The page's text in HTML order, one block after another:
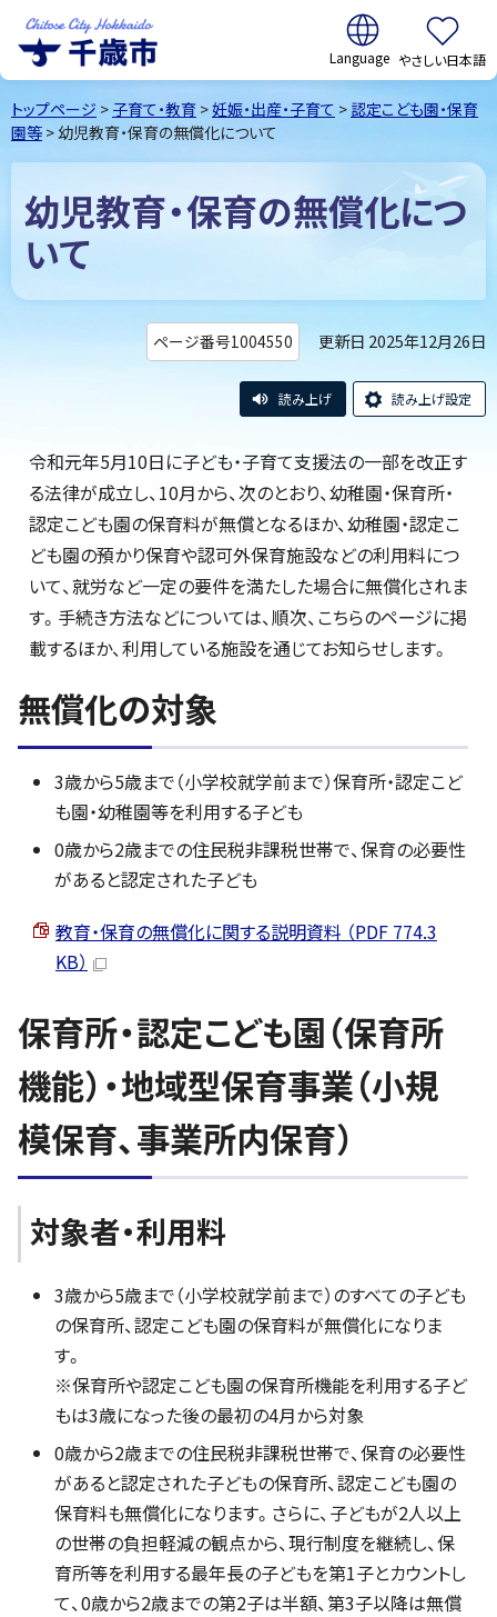
千歳市Chitose
City Hokkaido
翻訳:
やさしい日本語
トップページ > 子育て・教育 >妊娠・出産・子育て > 認定こども園・保育
園等 > 幼児教育・保育の無償化について
幼児教育・保育の無償化につ
いて
ページ番号1004550 更新日 2025年12月26日
読み上げ 読み上げ設定
令和元年5月10日に子ども・子育て支援法の一部を改正す
る法律が成立し、10月から、次のとおり、幼稚園・保育所・
認定こども園の保育料が無償となるほか、幼稚園・認定こ
ども園の預かり保育や認可外保育施設などの利用料につ
いて、就労など一定の要件を満たした場合に無償化されま
す。手続き方法などについては、順次、こちらのページに掲
載するほか、利用している施設を通じてお知らせします。
無償化の対象
3歳から5歳まで（小学校就学前まで）保育所・認定こど
も園・幼稚園等を利用する子ども
0歳から2歳までの住民税非課税世帯で、保育の必要性
があると認定された子ども
教育・保育の無償化に関する説明資料 （PDF 774.3
KB）
保育所・認定こども園（保育所
機能）・地域型保育事業（小規
模保育、事業所内保育）
対象者・利用料
3歳から5歳まで（小学校就学前まで）のすべての子ども
の保育所、認定こども園の保育料が無償化になりま
す。
※保育所や認定こども園の保育所機能を利用する子ど
もは3歳になった後の最初の4月から対象
0歳から2歳までの住民税非課税世帯で、保育の必要性
があると認定された子どもの保育所、認定こども園の
保育料も無償化になります。さらに、子どもが2人以上
の世帯の負担軽減の観点から、現行制度を継続し、保
育所等を利用する最年長の子どもを第1子とカウントし
て、0歳から2歳までの第2子は半額、第3子以降は無償